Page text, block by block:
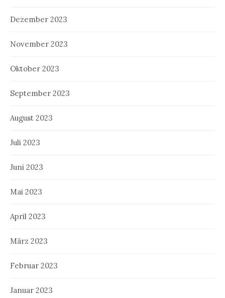
Dezember 2023
November 2023
Oktober 2023
September 2023
August 2023
Juli 2023
Juni 2023
Mai 2023
April 2023
März 2023
Februar 2023
Januar 2023